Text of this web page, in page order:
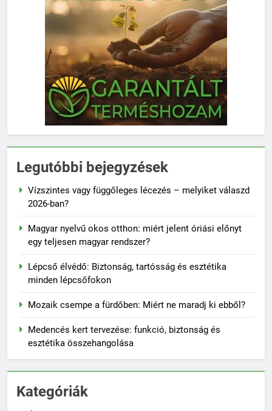
Legutóbbi bejegyzések
Vízszintes vagy függőleges lécezés – melyiket válaszd
2026-ban?
Magyar nyelvű okos otthon: miért jelent óriási előnyt
egy teljesen magyar rendszer?
Lépcső élvédő: Biztonság, tartósság és esztétika
minden lépcsőfokon
Mozaik csempe a fürdőben: Miért ne maradj ki ebből?
Medencés kert tervezése: funkció, biztonság és
esztétika összehangolása
Kategóriák